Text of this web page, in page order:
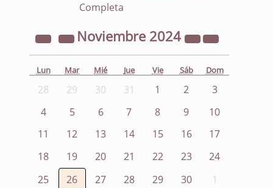
Completa
Noviembre 2024
Lun Mar Mié Jue Vie Sáb Dom
28 29 30 31 1 2
3
4
5 6 7 8 9
10
11
12 13 14 15 16
17
18
19 20 21 22 23
24
25
26 27 28 29 30 1